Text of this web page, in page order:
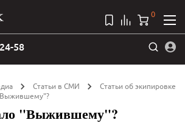
58
0
Статьи в СМИ
Статьи об экипировке
"Выжившему"?